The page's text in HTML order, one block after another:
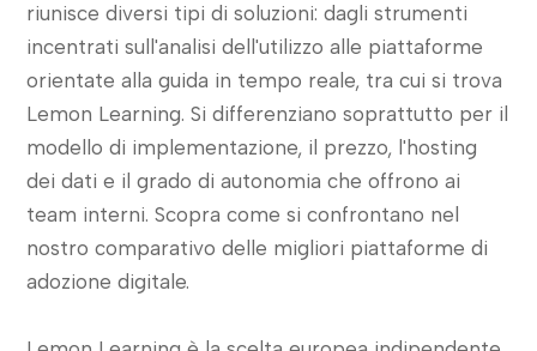
riunisce diversi tipi di soluzioni: dagli strumenti
incentrati sull'analisi dell'utilizzo alle piattaforme
orientate alla guida in tempo reale, tra cui si trova
Lemon Learning. Si differenziano soprattutto per il
modello di implementazione, il prezzo, l'hosting
dei dati e il grado di autonomia che offrono ai
team interni. Scopra come si confrontano nel
nostro comparativo delle migliori piattaforme di
adozione digitale.